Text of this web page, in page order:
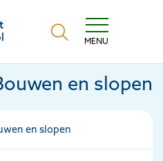
Metropool
MENU
en slopen
en slopen